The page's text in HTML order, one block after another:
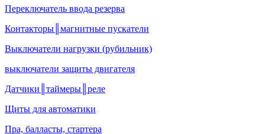
Переключатель ввода резерва
Контакторы║магнитные пускатели
Выключатели нагрузки (рубильник)
выключатели защиты двигателя
Датчики║таймеры║реле
Щиты для автоматики
Пра, балласты, стартера